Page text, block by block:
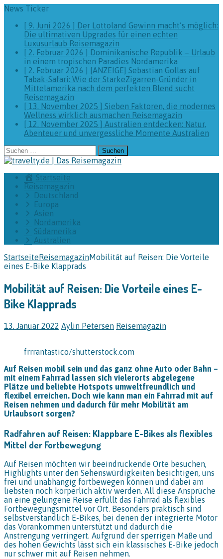
News Ticker
[ 9. Juni 2026 ] Der Lottoland Gewinn macht’s möglich:
Die ultimativen Upgrades für einen echten
Luxusurlaub Reisemagazin
[ 2. Februar 2026 ] Dominikanische Republik – Urlaub
in einem tropischen Paradies Nordamerika
[ 2. Februar 2026 ] [ANZEIGE] Sebastian Gollas auf
Tabak-Safari: Wie der StarkeZigarren-Gründer in
Mittelamerika nach dem perfekten Blend sucht
Reisemagazin
[ 13. November 2025 ] Sieben Faktoren, die modernes
Wellness wirklich ausmachen Reisemagazin
[ 12. November 2025 ] Australien entdecken: Natur,
Abenteuer und unvergessliche Momente Australien
Suchen
nach:
Startseite
Reisemagazin
Deutschland
Europa
Asien
Nordamerika
Südamerika
Australien
StartseiteReisemagazinMobilität auf Reisen: Die Vorteile
eines E-Bike Klapprads
Mobilität auf Reisen: Die Vorteile eines E-
Bike Klapprads
13. Januar 2022 Aylin Petersen Reisemagazin
frrrantastico/shutterstock.com
Auf Reisen mobil sein und das ganz ohne Auto oder Bahn –
mit einem Fahrrad lassen sich vielerorts abgelegene
Plätze und beliebte Hotspots umweltfreundlich und
flexibel erreichen. Doch wie kann man ein Fahrrad mit auf
Reisen nehmen und dadurch für mehr Mobilität am
Urlaubsort sorgen?
Radfahren auf Reisen: Klappbare E-Bikes als flexibles
Mittel der Fortbewegung
Auf Reisen möchten wir beeindruckende Orte besuchen,
Highlights unter den Sehenswürdigkeiten besichtigen, uns
frei und unabhängig fortbewegen können und dabei am
liebsten noch körperlich aktiv werden. All diese Ansprüche
an eine gelungene Reise erfüllt das Fahrrad als flexibles
Fortbewegungsmittel vor Ort. Besonders praktisch sind
selbstverständlich E-Bikes, bei denen der integrierte Motor
das Vorankommen unterstützt und dadurch die
Anstrengung verringert. Aufgrund der sperrigen Maße und
des hohen Gewichts lässt sich ein klassisches E-Bike jedoch
nur schwer mit auf Reisen nehmen.